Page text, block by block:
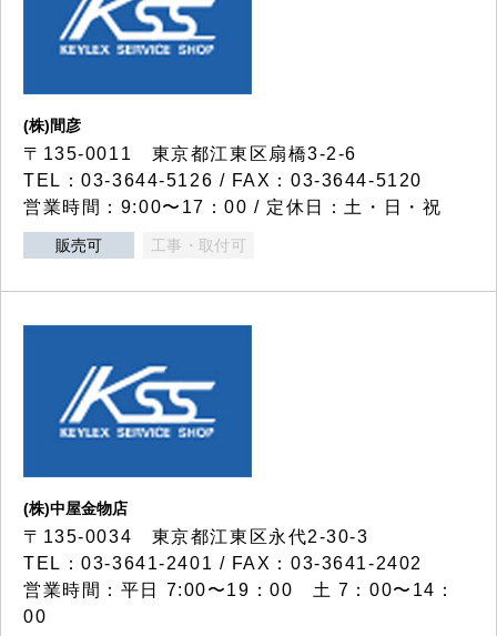
(株)間彦
〒135-0011 東京都江東区扇橋3-2-6
TEL：03-3644-5126 / FAX：03-3644-5120
営業時間：9:00〜17：00 / 定休日：土・日・祝
販売可 工事・取付可
(株)中屋金物店
〒135-0034 東京都江東区永代2-30-3
TEL：03-3641-2401 / FAX：03-3641-2402
営業時間：平日 7:00〜19：00 土 7：00〜14：
00